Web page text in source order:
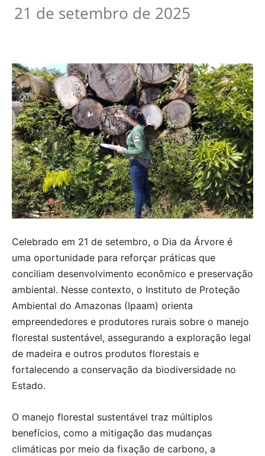
21 de setembro de 2025
Celebrado em 21 de setembro, o Dia da Árvore é
uma oportunidade para reforçar práticas que
conciliam desenvolvimento econômico e preservação
ambiental. Nesse contexto, o Instituto de Proteção
Ambiental do Amazonas (Ipaam) orienta
empreendedores e produtores rurais sobre o manejo
florestal sustentável, assegurando a exploração legal
de madeira e outros produtos florestais e
fortalecendo a conservação da biodiversidade no
Estado.
O manejo florestal sustentável traz múltiplos
benefícios, como a mitigação das mudanças
climáticas por meio da fixação de carbono, a